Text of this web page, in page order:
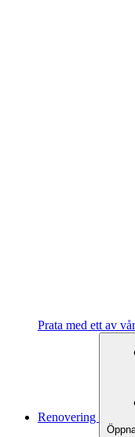
Prata med ett av
Renovering